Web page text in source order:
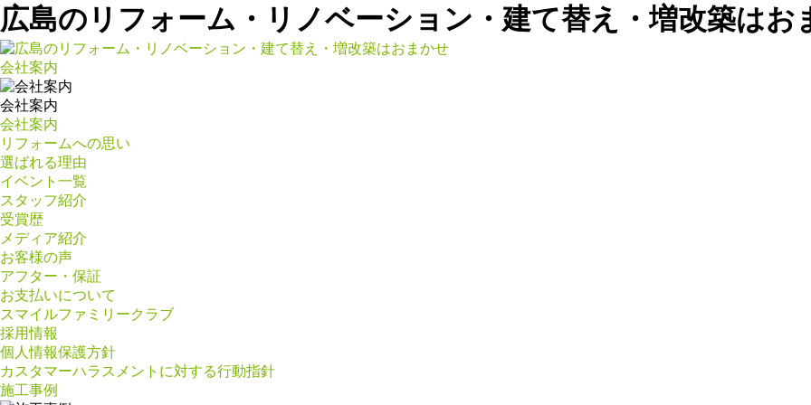
広島のリフォーム・リノベーション・建て替え・増改築はお
会社案内
会社案内
会社案内
リフォームへの思い
選ばれる理由
イベント一覧
スタッフ紹介
受賞歴
メディア紹介
お客様の声
アフター・保証
お支払いについて
スマイルファミリークラブ
採用情報
個人情報保護方針
カスタマーハラスメントに対する行動指針
施工事例